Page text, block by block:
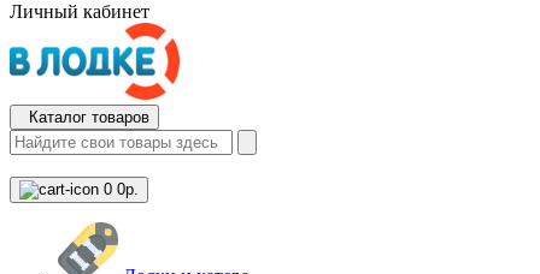
Личный кабинет
Каталог товаров
0 0р.